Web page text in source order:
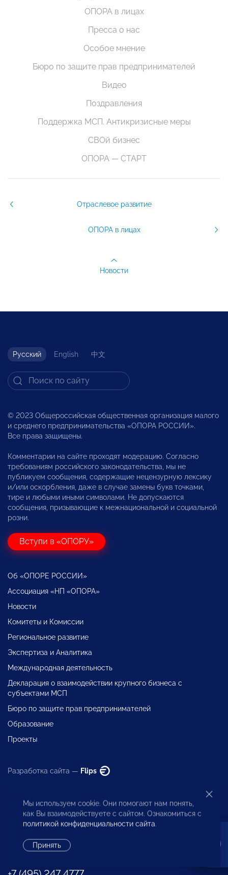
ОПОРА в лицах
Пресса о нас
Особое мнение
Бюро по защите прав предпринимателей
Видео
Поздравления
Поддержка МСП. Антикризисные меры
СВОй бизнес
ОПОРА — СТАРТ
Отраслевое развитие
ОПОРА в лицах
Новости
Русский English 中文
© 2023 Общероссийская общественная организация малого
и среднего предпринимательства «ОПОРА РОССИИ».
Все права защищены.
Комментарии на сайте проходят модерацию. Согласно
требованиям российского законодательства, мы не
публикуем сообщения, содержащие нецензурную лексику
и/или оскорбления, даже в случае замены букв точками,
тире и любыми иными символами. Не допускаются
сообщения, призывающие к межнациональной и социальной
розни.
Вступи в «ОПОРУ»
Об «ОПОРЕ РОССИИ»
Ассоциация «НП «ОПОРА»
Новости
Комитеты и Комиссии
Региональное развитие
Экспертиза и Аналитика
Международная деятельность
Декларация о взаимодействии крупного бизнеса с
субъектами МСП
Бюро по защите прав предпринимателей
Образование
Проекты
Разработка сайта — Flips
Исполнительная дирекция
Мы используем cookie. Они помогают нам понять,
как Вы взаимодействуете с сайтом. Ознакомиться с
политикой конфиденциальности сайта.
Принять